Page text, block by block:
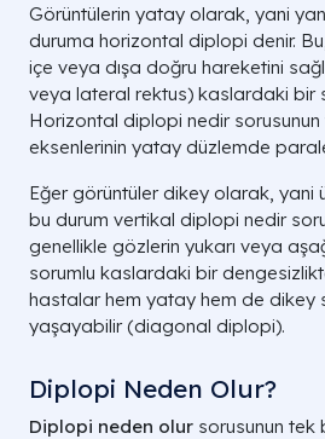
Görüntülerin yatay olarak, yani yan
duruma horizontal diplopi denir.
içe veya dışa doğru hareketini
veya lateral rektus) kaslardaki bir
Horizontal diplopi nedir sorusunun
eksenlerinin yatay düzlemde
Eğer görüntüler dikey olarak, yani
bu durum vertikal diplopi nedir
genellikle gözlerin yukarı veya
sorumlu kaslardaki bir
hastalar hem yatay hem de dikey
yaşayabilir (diagonal diplopi).
Diplopi Neden Olur?
Diplopi neden olur sorusunun tek